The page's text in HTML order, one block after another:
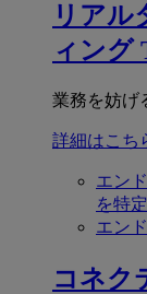
リアル
ィング
業務を妨げ
詳細はこち
エン
を特
エン
コネク